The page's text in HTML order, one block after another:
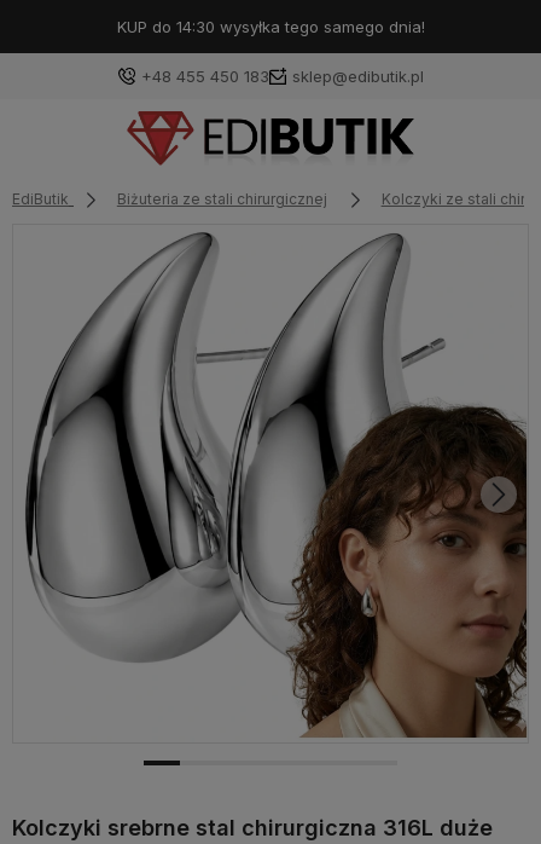
KUP do 14:30 wysyłka tego samego dnia!
+48 455 450 183 sklep@edibutik.pl
EdiButik Biżuteria ze stali chirurgicznej Kolczyki ze stali
Kolczyki srebrne stal chirurgiczna 316L duże